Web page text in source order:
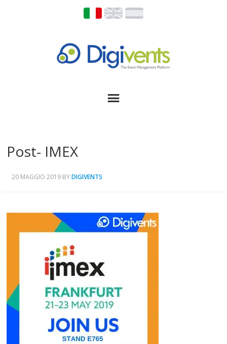
Post- IMEX
20 MAGGIO 2019 BYDIGIVENTS